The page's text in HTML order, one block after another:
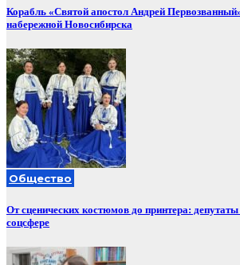
Корабль «Святой апостол Андрей
набережной Новосибирска
Общество
От сценических костюмов до принтера:
соцсфере